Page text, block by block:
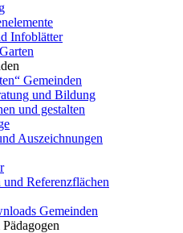
Infoblätter
Gemeinden
und Bildung
und gestalten
Auszeichnungen
und Referenzflächen
Gemeinden